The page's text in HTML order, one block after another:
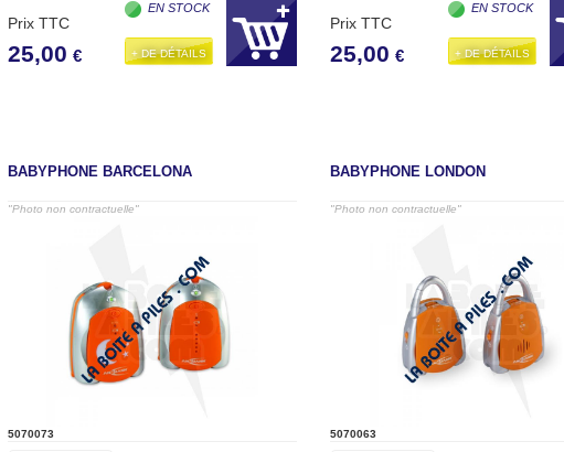
Prix TTC
25,00 €
EN STOCK
+ DE DÉTAILS
Prix TTC
25,00 €
EN STOCK
+ DE DÉTAILS
BABYPHONE BARCELONA
"Photo non contractuelle"
5070073
BABYPHONE LONDON
"Photo non contractuelle"
5070063